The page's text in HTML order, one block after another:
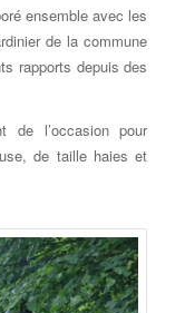
ensemble avec les
de la commune
rapports depuis des
de l’occasion pour
de taille haies et